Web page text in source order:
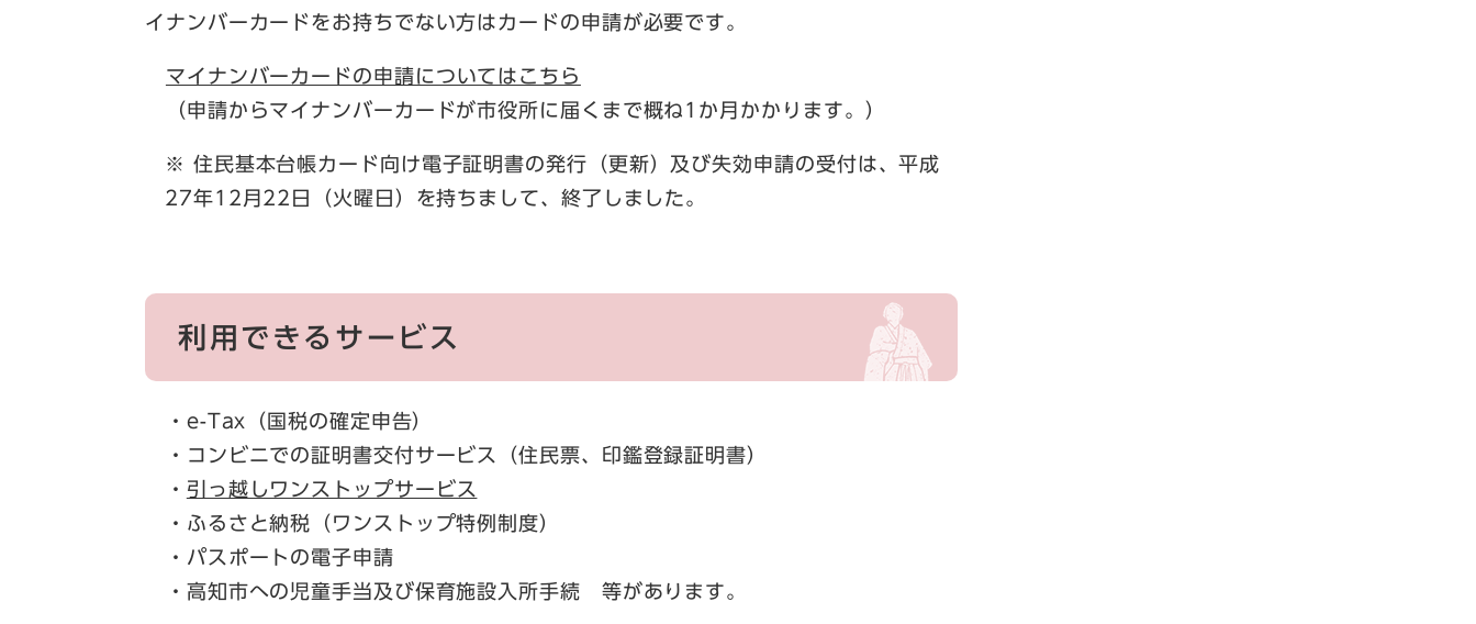
イナンバーカードをお持ちでない方はカードの申請が必要です。
マイナンバーカードの申請についてはこちら
（申請からマイナンバーカードが市役所に届くまで概ね1か月かかります。）
※ 住民基本台帳カード向け電子証明書の発行（更新）及び失効申請の受付は、平成
27年12月22日（火曜日）を持ちまして、終了しました。
利用できるサービス
・e-Tax（国税の確定申告）
・コンビニでの証明書交付サービス（住民票、印鑑登録証明書）
・ 引っ越しワンストップサービス
・ふるさと納税（ワンストップ特例制度）
・パスポートの電子申請
・高知市への児童手当及び保育施設入所手続 等があります。